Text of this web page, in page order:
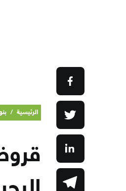
الرئيسية /